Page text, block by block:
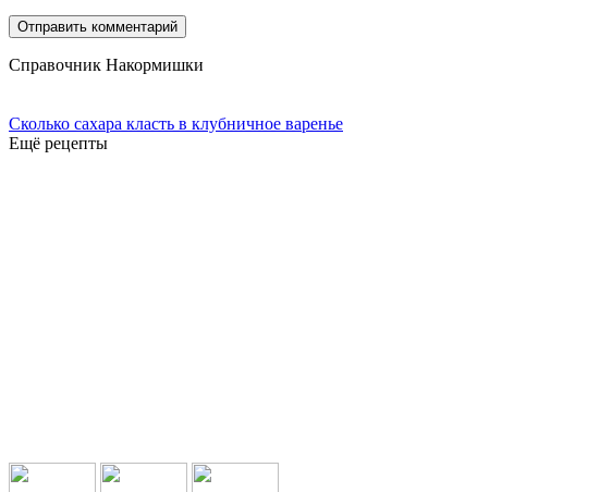
Справочник Накормишки
Сколько сахара класть в клубничное варенье
Ещё рецепты